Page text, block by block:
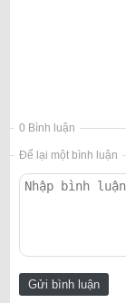
0 Bình luận
Để lại một bình luận